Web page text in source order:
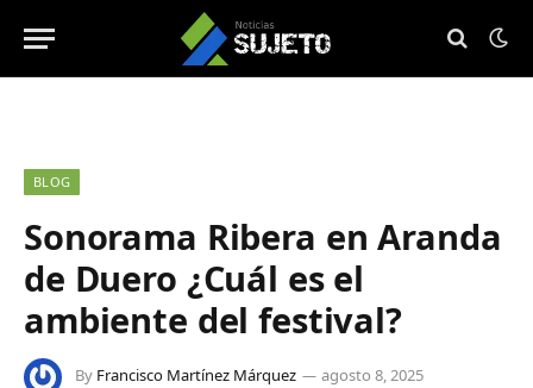
BLOG
Sonorama Ribera en Aranda
de Duero ¿Cuál es el
ambiente del festival?
By Francisco Martínez Márquez
agosto 8, 2025